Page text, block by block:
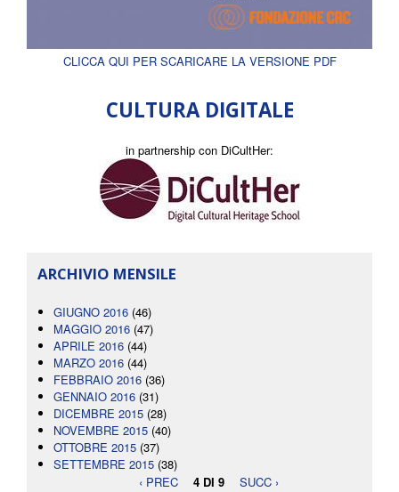
CLICCA QUI PER SCARICARE LA VERSIONE PDF
CULTURA DIGITALE
in partnership con DiCultHer:
ARCHIVIO MENSILE
GIUGNO 2016 (46)
MAGGIO 2016 (47)
APRILE 2016 (44)
MARZO 2016 (44)
FEBBRAIO 2016 (36)
GENNAIO 2016 (31)
DICEMBRE 2015 (28)
NOVEMBRE 2015 (40)
OTTOBRE 2015 (37)
SETTEMBRE 2015 (38)
‹ PREC
4 DI 9 SUCC ›